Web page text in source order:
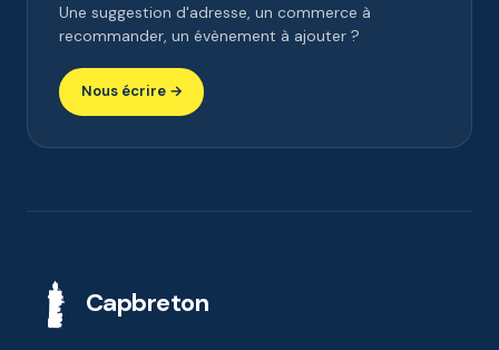
Une suggestion d'adresse, un commerce à
recommander, un évènement à ajouter ?
Nous écrire →
Capbreton